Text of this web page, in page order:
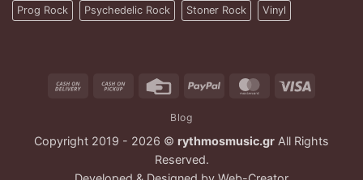
Prog Rock Psychedelic Rock Stoner Rock Vinyl
Cash
Cash
Credit
PayPal MasterCard
Blog
Copyright 2019 - 2026 © rythmosmusic.gr All Rights
Reserved.